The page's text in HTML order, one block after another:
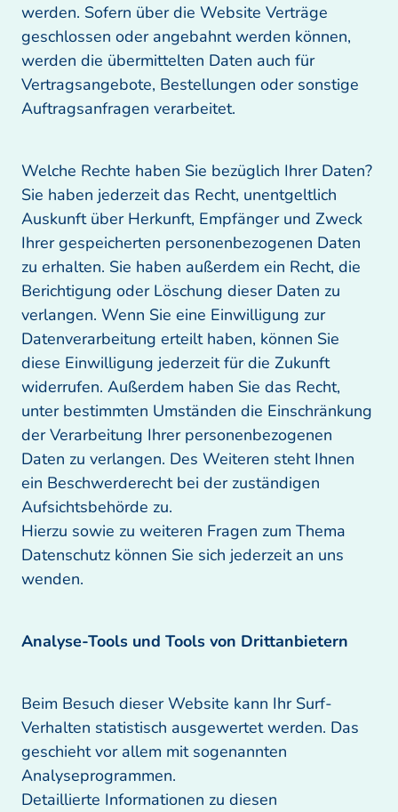
werden. Sofern über die Website Verträge
geschlossen oder angebahnt werden können,
werden die übermittelten Daten auch für
Vertragsangebote, Bestellungen oder sonstige
Auftragsanfragen verarbeitet.
Welche Rechte haben Sie bezüglich Ihrer Daten?
Sie haben jederzeit das Recht, unentgeltlich
Auskunft über Herkunft, Empfänger und Zweck
Ihrer gespeicherten personenbezogenen Daten
zu erhalten. Sie haben außerdem ein Recht, die
Berichtigung oder Löschung dieser Daten zu
verlangen. Wenn Sie eine Einwilligung zur
Datenverarbeitung erteilt haben, können Sie
diese Einwilligung jederzeit für die Zukunft
widerrufen. Außerdem haben Sie das Recht,
unter bestimmten Umständen die Einschränkung
der Verarbeitung Ihrer personenbezogenen
Daten zu verlangen. Des Weiteren steht Ihnen
ein Beschwerderecht bei der zuständigen
Aufsichtsbehörde zu.
Hierzu sowie zu weiteren Fragen zum Thema
Datenschutz können Sie sich jederzeit an uns
wenden.
Analyse-Tools und Tools von Drittanbietern
Beim Besuch dieser Website kann Ihr Surf-
Verhalten statistisch ausgewertet werden. Das
geschieht vor allem mit sogenannten
Analyseprogrammen.
Detaillierte Informationen zu diesen